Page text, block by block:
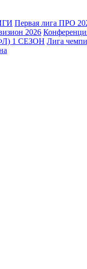
Первая лига ПРО
2026
1 СЕЗОН Лига